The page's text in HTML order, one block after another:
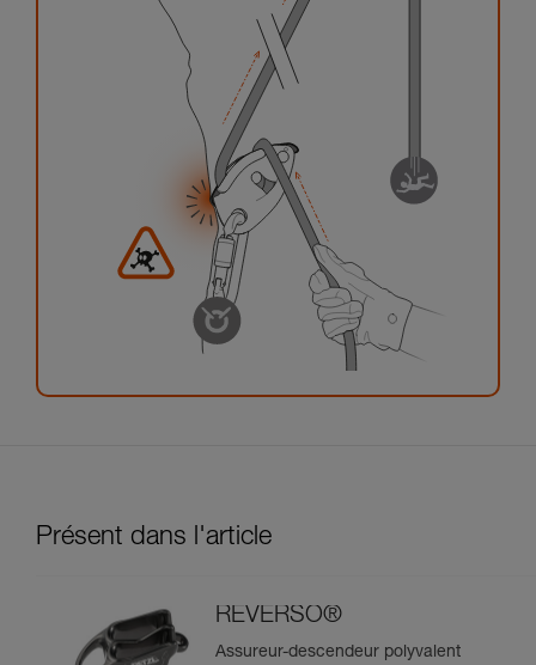
Présent dans l'article
REVERSO®
Assureur-descendeur polyvalent